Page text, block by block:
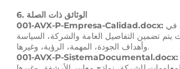
001-AVX-P-Empresa-Calidad.docx:
يتم تضمين التفاصيل العامة والشركة، السياسة
وأهداف الجودة، المهمة، الرؤية، وغيرها.
001-AVX-P-SistemaDocumental.docx: